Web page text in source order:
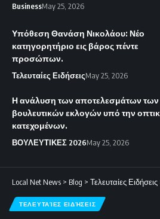
BusinessMay 25, 2026
Υπόθεση Θανάση Νικολάου: Νέο
κατηγορητήριο εις βάρος πέντε
προσώπων.
Τελευταίες ΕιδήσειςMay 25, 2026
Η ανάλυση των αποτελεσμάτων των
βουλευτικών εκλογών υπό την
κατεχομένων.
ΒΟΥΛΕΥΤΙΚΕΣ 2026May 25, 2026
Local Net News > Blog > Τελευταίες Ειδήσεις
ΤΕΛΕΥΤΑΊΕΣ ΕΙΔΉΣΕΙΣ